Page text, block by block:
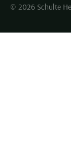
© 2026 Schulte